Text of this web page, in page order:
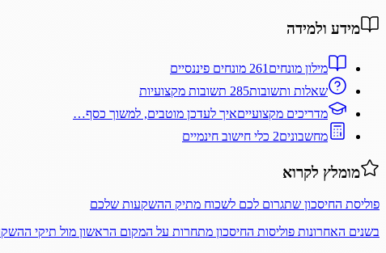
מידע ולמידה
מילון מונחים 261 מונחים פיננסיים
שאלות ותשובות285 תשובות מקצועיות
מדריכים מקצועייםאיך לעדכן מוטבים, למשוך כסף…
מחשבונים2 כלי חישוב חינמיים
מומלץ לקרוא
פוליסת החיסכון שתגרום לכם לשכוח מתיק ההשקעות שלכם
בשנים האחרונות פוליסות החיסכון מתחרות על המקום הראשון מול תיקי